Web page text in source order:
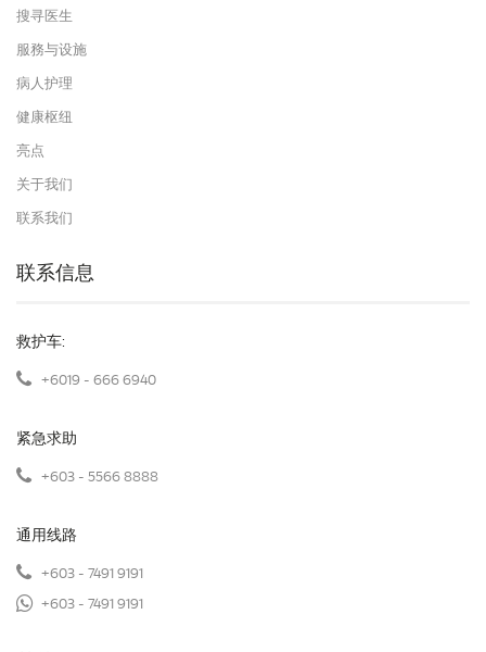
搜寻医生
服務与设施
病人护理
健康枢纽
亮点
关于我们
联系我们
联系信息
救护车:
+6019 - 666 6940
紧急求助
+603 - 5566 8888
通用线路
+603 - 7491 9191
+603 - 7491 9191